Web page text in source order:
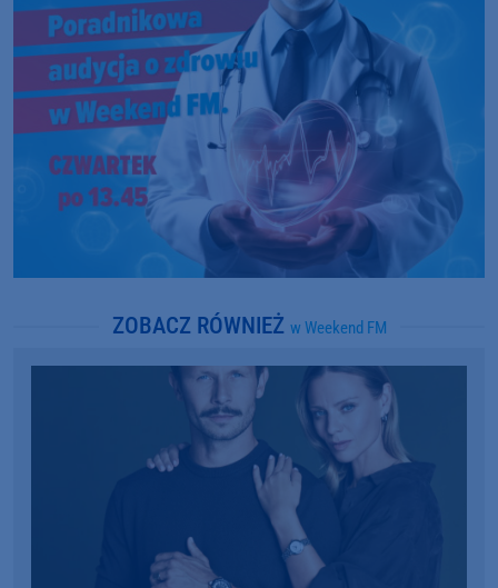
ZOBACZ RÓWNIEŻ w Weekend FM